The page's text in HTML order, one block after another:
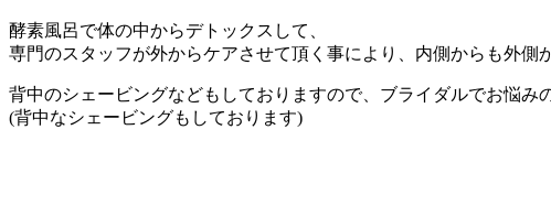
酵素風呂で体の中からデトックスして、
専門のスタッフが外からケアさせて頂く事により、内側からも外側
背中のシェービングなどもしておりますので、ブライダルでお悩み
(背中なシェービングもしております)